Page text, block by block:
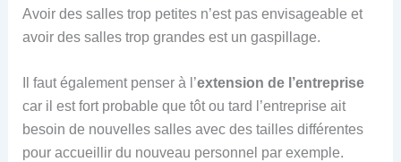
Avoir des salles trop petites n’est pas envisageable et
avoir des salles trop grandes est un gaspillage.
Il faut également penser à l’extension de l’entreprise
car il est fort probable que tôt ou tard l’entreprise ait
besoin de nouvelles salles avec des tailles différentes
pour accueillir du nouveau personnel par exemple.